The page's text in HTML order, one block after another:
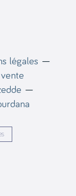
légales —
—